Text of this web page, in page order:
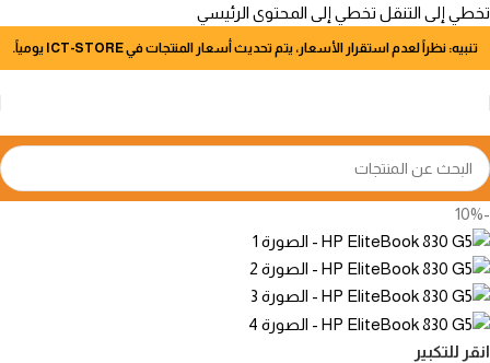
تخطي إلى التنقل تخطي إلى المحتوى الرئيسي
تنبيه: نظراً لعدم استقرار الأسعار، يتم تحديث أسعار المنتجات في ICT-STORE يومياً.
-10%
انقر للتكبير